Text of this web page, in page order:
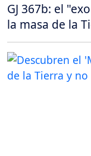
GJ 367b: el
la masa de la